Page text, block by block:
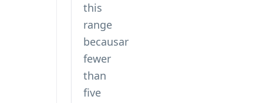
this
range
becausar
fewer
than
five